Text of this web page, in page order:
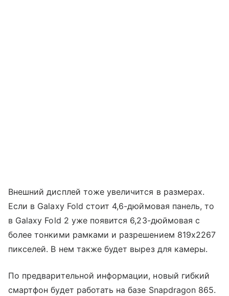
Внешний дисплей тоже увеличится в размерах.
Если в Galaxy Fold стоит 4,6-дюймовая панель, то
в Galaxy Fold 2 уже появится 6,23-дюймовая с
более тонкими рамками и разрешением 819x2267
пикселей. В нем также будет вырез для камеры.
По предварительной информации, новый гибкий
смартфон будет работать на базе Snapdragon 865.